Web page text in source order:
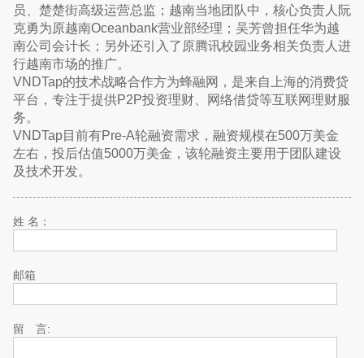
员、楚楚街高级运营总监；越南当地团队中，核心负责人阮
克勇为原越南Oceanbank营业部经理；吴芳曾担任华为越
南公司会计长；另外还引入了原腾讯校园业务相关负责人进
行越南市场的推广。
VNDTap的技术战略合作方为蜂融网，是来自上海的消费贷
平台，专注于提供P2P投资理财、网络借贷等互联网理财服
务。
VNDTap目前有Pre-A轮融资需求，融资规模在500万美金
左右，投后估值5000万美金，该轮融资主要用于团队建设
及技术开发。
姓 名：
邮箱
留 言: